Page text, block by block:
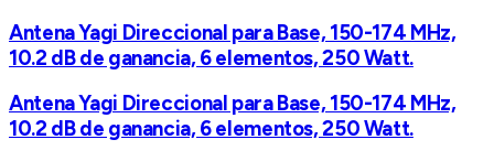
Antena Yagi Direccional para Base, 150-174 MHz,
10.2 dB de ganancia, 6 elementos, 250 Watt.
Antena Yagi Direccional para Base, 150-174 MHz,
10.2 dB de ganancia, 6 elementos, 250 Watt.